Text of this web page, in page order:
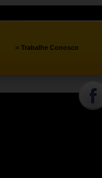
» Trabalhe Conosco